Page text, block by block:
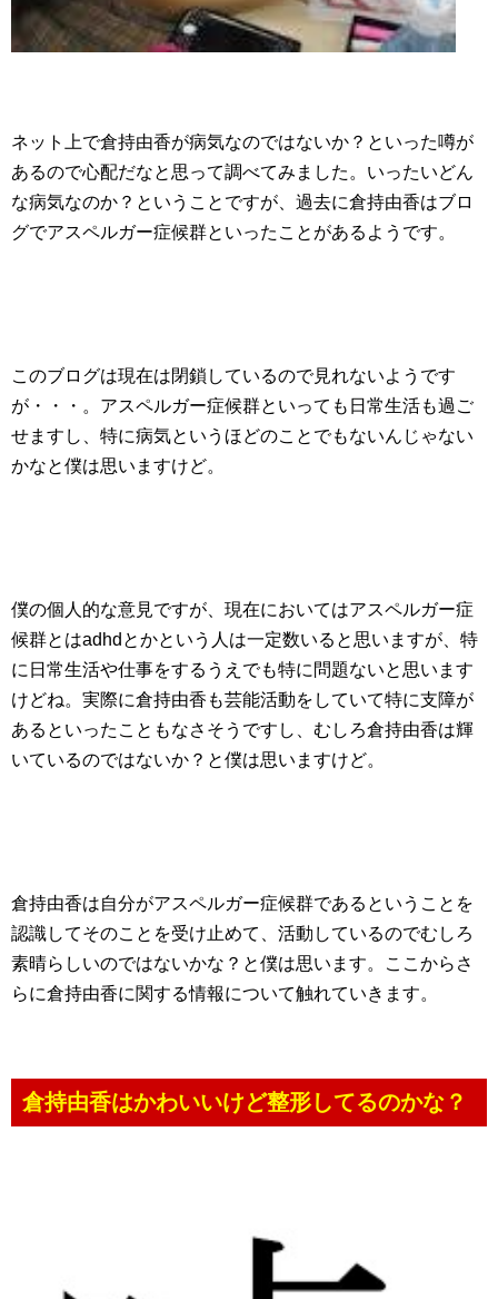
ネット上で倉持由香が病気なのではないか？といった噂が
あるので心配だなと思って調べてみました。いったいどん
な病気なのか？ということですが、過去に倉持由香はブロ
グでアスペルガー症候群といったことがあるようです。
このブログは現在は閉鎖しているので見れないようです
が・・・。アスペルガー症候群といっても日常生活も過ご
せますし、特に病気というほどのことでもないんじゃない
かなと僕は思いますけど。
僕の個人的な意見ですが、現在においてはアスペルガー症
候群とはadhdとかという人は一定数いると思いますが、特
に日常生活や仕事をするうえでも特に問題ないと思います
けどね。実際に倉持由香も芸能活動をしていて特に支障が
あるといったこともなさそうですし、むしろ倉持由香は輝
いているのではないか？と僕は思いますけど。
倉持由香は自分がアスペルガー症候群であるということを
認識してそのことを受け止めて、活動しているのでむしろ
素晴らしいのではないかな？と僕は思います。ここからさ
らに倉持由香に関する情報について触れていきます。
倉持由香はかわいいけど整形してるのかな？